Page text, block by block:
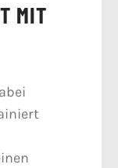
MIT